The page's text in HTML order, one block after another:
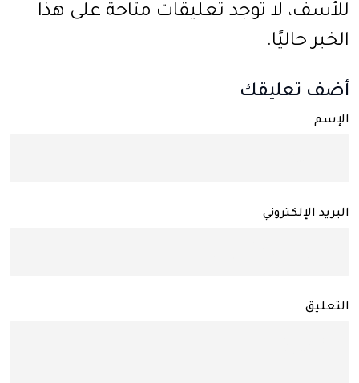
للأسف، لا توجد تعليقات متاحة على هذا
الخبر حاليًا.
أضف تعليقك
الإسم
البريد الإلكتروني
التعليق